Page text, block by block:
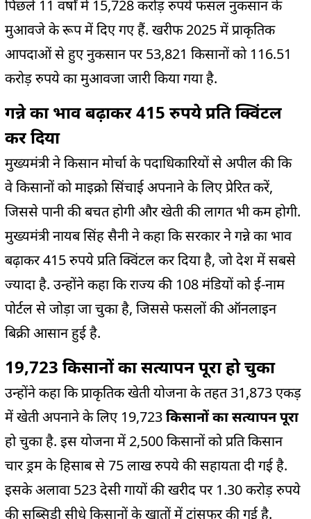
पिछले 11 वर्षों में 15,728 करोड़ रुपये फसल नुकसान के
मुआवजे के रूप में दिए गए हैं. खरीफ 2025 में प्राकृतिक
आपदाओं से हुए नुकसान पर 53,821 किसानों को 116.51
करोड़ रुपये का मुआवजा जारी किया गया है.
गन्ने का भाव बढ़ाकर 415 रुपये प्रति क्विंटल
कर दिया
मुख्यमंत्री ने किसान मोर्चा के पदाधिकारियों से अपील की कि
वे किसानों को माइक्रो सिंचाई अपनाने के लिए प्रेरित करें,
जिससे पानी की बचत होगी और खेती की लागत भी कम होगी.
मुख्यमंत्री नायब सिंह सैनी ने कहा कि सरकार ने गन्ने का भाव
बढ़ाकर 415 रुपये प्रति क्विंटल कर दिया है, जो देश में सबसे
ज्यादा है. उन्होंने कहा कि राज्य की 108 मंडियों को ई-नाम
पोर्टल से जोड़ा जा चुका है, जिससे फसलों की ऑनलाइन
बिक्री आसान हुई है.
19,723 किसानों का सत्यापन पूरा हो चुका
उन्होंने कहा कि प्राकृतिक खेती योजना के तहत 31,873 एकड़
में खेती अपनाने के लिए 19,723किसानों का सत्यापन पूरा
हो चुका है. इस योजना में 2,500 किसानों को प्रति किसान
चार ड्रम के हिसाब से 75 लाख रुपये की सहायता दी गई है.
इसके अलावा 523 देसी गायों की खरीद पर 1.30 करोड़ रुपये
की सब्सिडी सीधे किसानों के खातों में ट्रांसफर की गई है.